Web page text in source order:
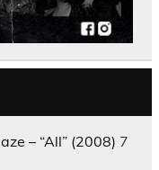
– “All” (2008) 7